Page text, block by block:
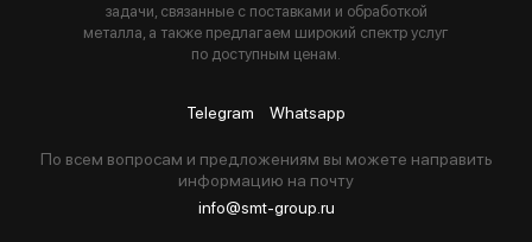
задачи, связанные с поставками и обработкой
металла, а также предлагаем широкий спектр услуг
по доступным ценам.
Telegram Whatsapp
По всем вопросам и предложениям вы можете направить
информацию на почту
info@smt-group.ru